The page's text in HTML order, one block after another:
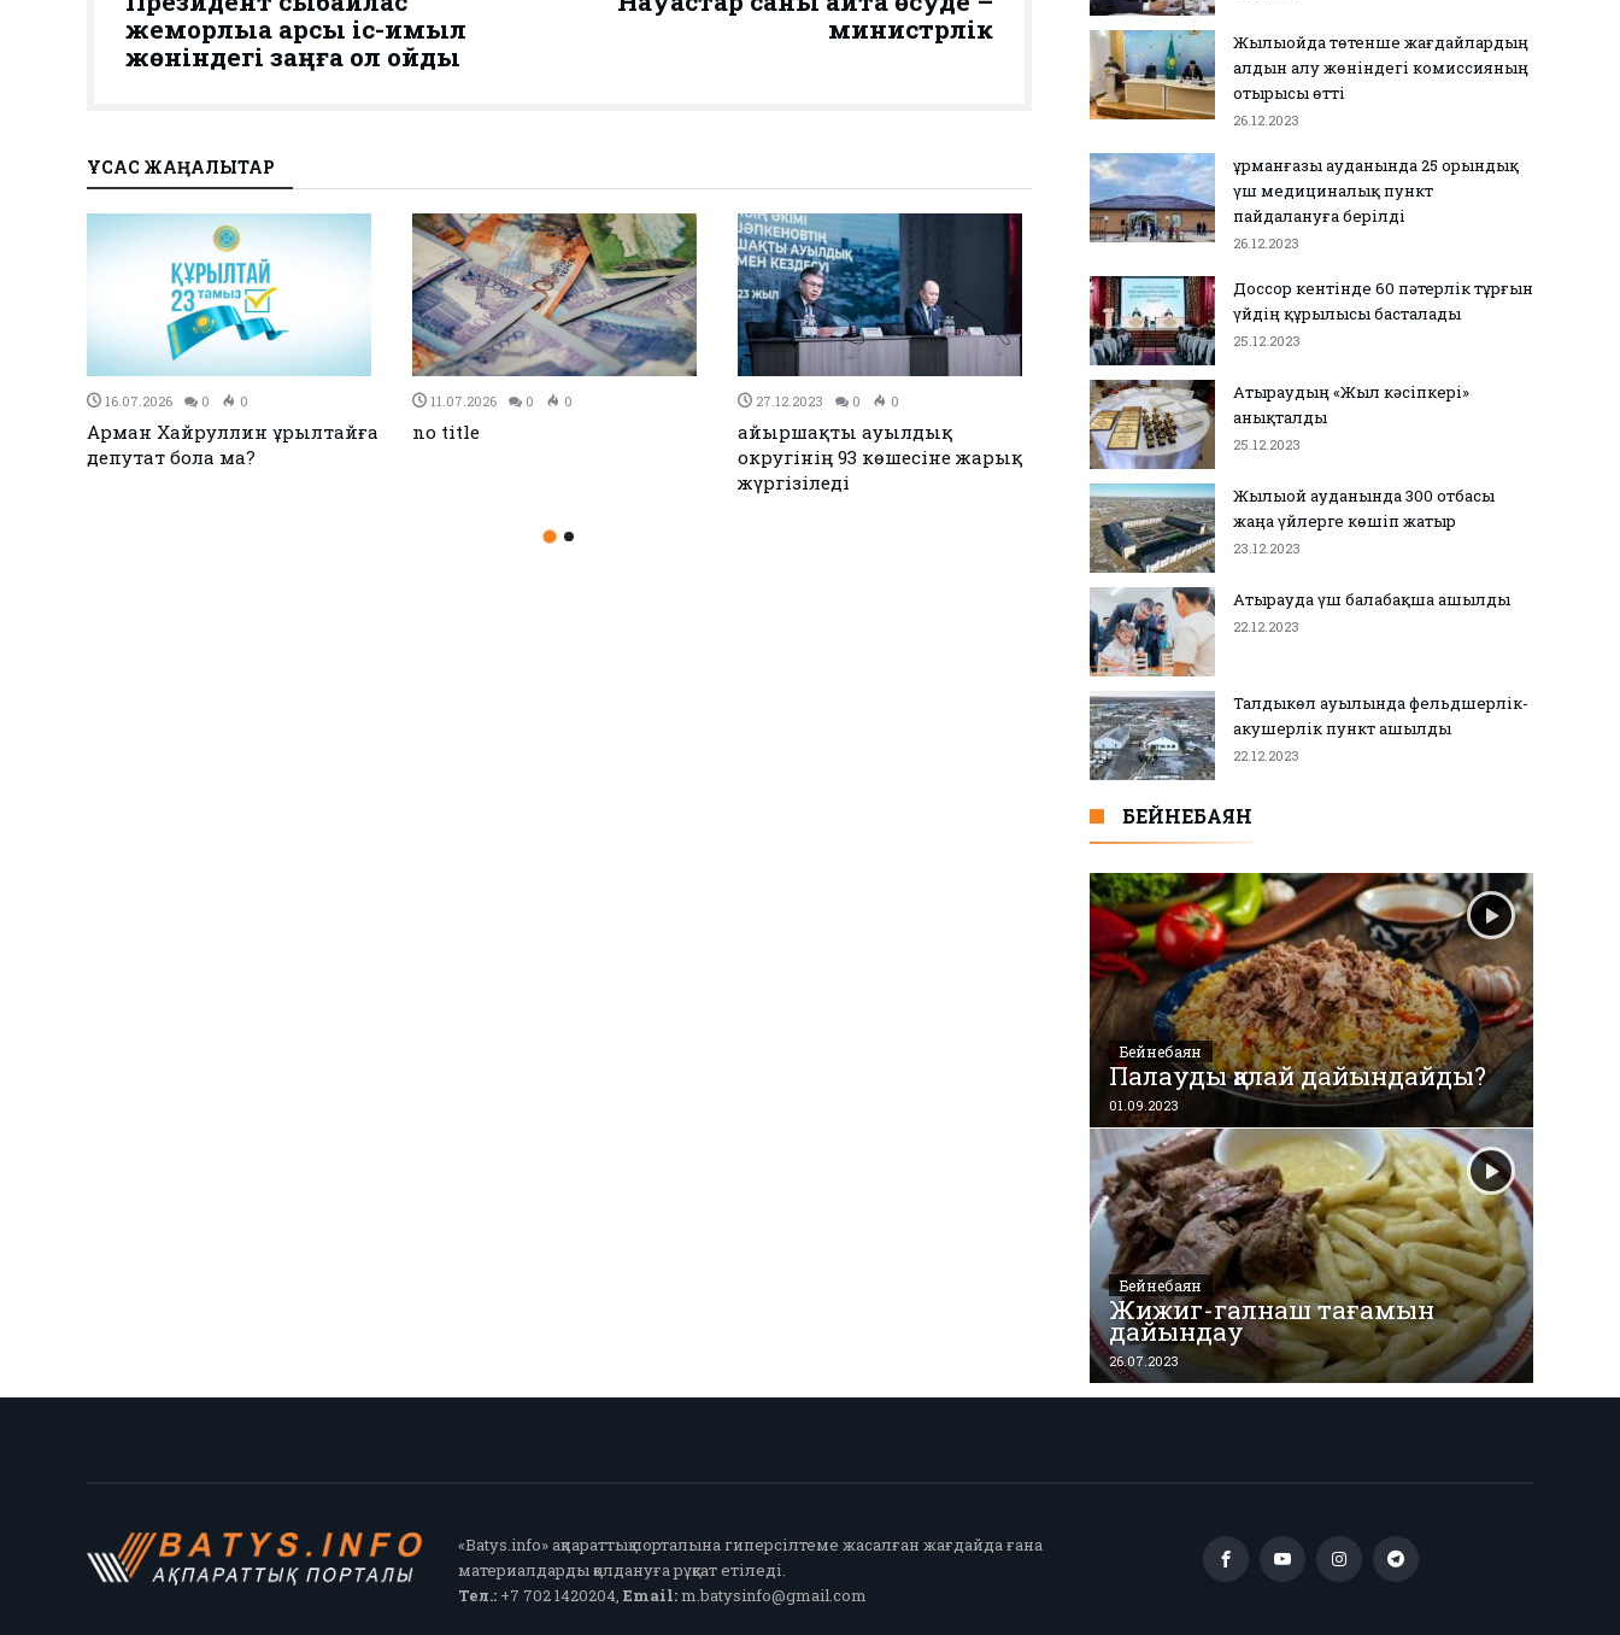
жемқорлыққа қарсы іс-қимыл
жөніндегі заңға қол қойды
министрлік
ҰҚСАС ЖАҢАЛЫҚТАР
27.12.2023 0 0
Қызылқоғада әлем және Азия
чемпиондары марапатталды
26.12.2023 0 0
ЕЭО одағы мен Иран келісімге
26.12.2023 0 0
Аудандық мәслихаттың 12-
сессиясы өтті
Жылыойда төтенше жағдайлардың
алдын алу жөніндегі комиссияның
отырысы өтті
26.12.2023
Құрманғазы ауданында 25 орындық
үш медициналық пункт
пайдалануға берілді
26.12.2023
Доссор кентінде 60 пәтерлік тұрғын
үйдің құрылысы басталады
25.12.2023
Атыраудың «Жыл кәсіпкері»
анықталды
25.12.2023
Жылыой ауданында 300 отбасы
жаңа үйлерге көшіп жатыр
23.12.2023
Атырауда үш балабақша ашылды
22.12.2023
Талдыкөл ауылында фельдшерлік-
акушерлік пункт ашылды
22.12.2023
БЕЙНЕБАЯН
Бейнебаян
Палауды қалай дайындайды?
01.09.2023
Бейнебаян
Жижиг-галнаш тағамын
дайындау
26.07.2023
«Batys.info» ақпараттық порталына гиперсілтеме жасалған жағдайда ғана
материалдарды қолдануға рұқсат етіледі.
Тел.:+7 702 1420204, Email:m.batysinfo@gmail.com